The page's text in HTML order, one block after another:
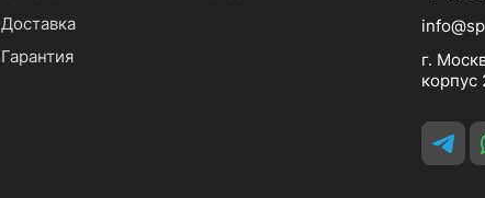
Доставка
Гарантия
г.
корпус